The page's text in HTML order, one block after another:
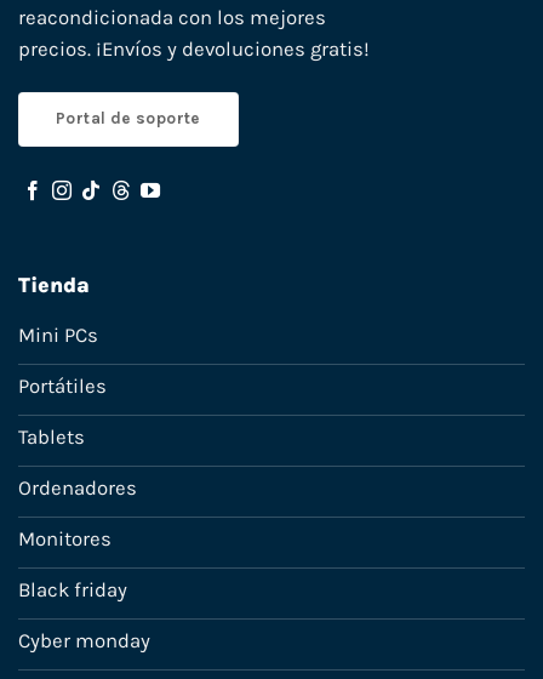
reacondicionada con los mejores
precios. ¡Envíos y devoluciones gratis!
Portal de soporte
Tienda
Mini PCs
Portátiles
Tablets
Ordenadores
Monitores
Black friday
Cyber monday